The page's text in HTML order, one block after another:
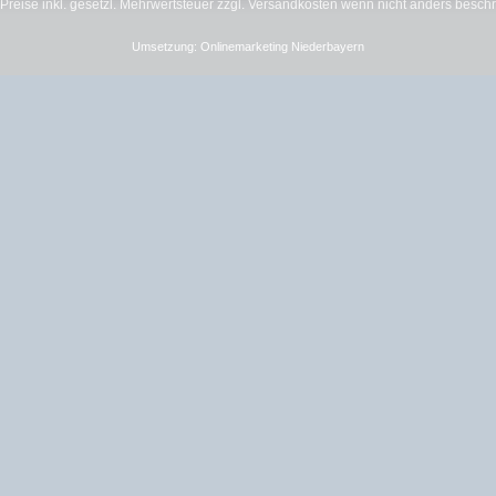
inkl. gesetzl. Mehrwertsteuer zzgl. Versandkosten wenn nicht anders
Umsetzung: Onlinemarketing Niederbayern